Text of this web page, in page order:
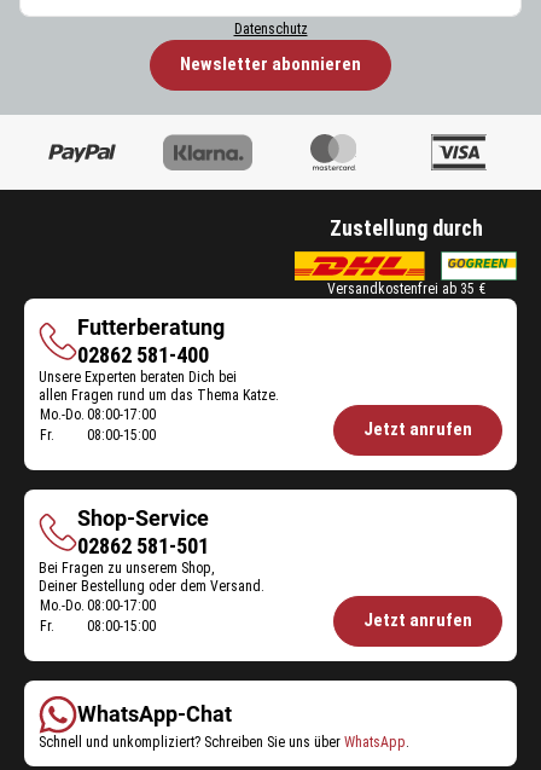
Datenschutz
Newsletter abonnieren
Zustellung durch
Versandkostenfrei ab 35 €
Futterberatung
Futterberatung
02862 581-400
Unsere Experten beraten Dich bei
allen Fragen rund um das Thema Katze.
Öffnungszeiten
Mo.-Do. 08:00-17:00
Fr.
08:00-15:00 Jetzt anrufen
Shop-Service
Shop-
Service
02862 581-501
Bei Fragen zu unserem Shop,
Deiner Bestellung oder dem Versand.
Öffnungszeiten
Mo.-Do. 08:00-17:00
Fr.
08:00-15:00 Jetzt anrufen
WhatsApp-Chat
Schnell und unkompliziert? Schreiben Sie uns über WhatsApp